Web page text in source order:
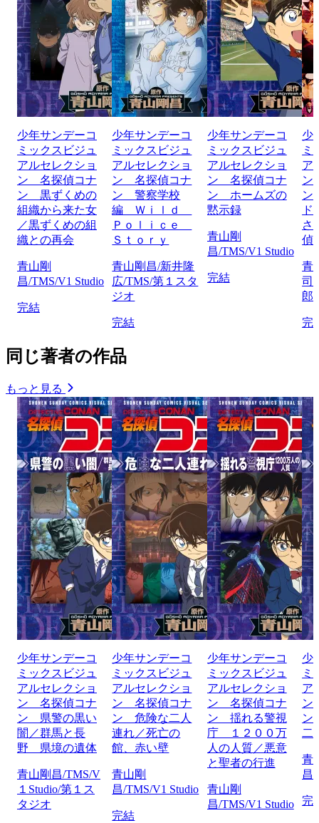
少年サンデーコ
ミックスビジュ
アルセレクショ
ン 名探偵コナ
ン 黒ずくめの
組織から来た女
／黒ずくめの組
織との再会
青山剛
昌/TMS/V1 Studio
完結
少年サンデーコ
ミックスビジュ
アルセレクショ
ン 名探偵コナ
ン 警察学校
編 Ｗｉｌｄ
Ｐｏｌｉｃｅ
Ｓｔｏｒｙ
青山剛昌/新井隆
広/TMS/第１スタ
ジオ
完結
少年サンデーコ
ミックスビジュ
アルセレクショ
ン 名探偵コナ
ン ホームズの
黙示録
青山剛
昌/TMS/V1 Studio
完結
少
ミ
ア
ン
ン
さ
偵
青
司/
郎/
完
同じ著者の作品
もっと見る
少年サンデーコ
ミックスビジュ
アルセレクショ
ン 名探偵コナ
ン 県警の黒い
闇／群馬と長
野 県境の遺体
青山剛昌/TMS/V
１Studio/第１ス
タジオ
少年サンデーコ
ミックスビジュ
アルセレクショ
ン 名探偵コナ
ン 危険な二人
連れ／死亡の
館、赤い壁
青山剛
昌/TMS/V1 Studio
完結
少年サンデーコ
ミックスビジュ
アルセレクショ
ン 名探偵コナ
ン 揺れる警視
庁 １２００万
人の人質／悪意
と聖者の行進
青山剛
昌/TMS/V1 Studio
少
ミ
ア
ン
ン
二
青
昌
完